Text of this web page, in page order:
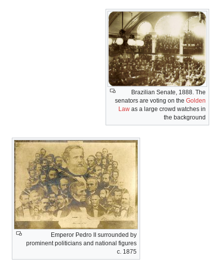
Brazilian Senate, 1888. The
senators are voting on the Golden
Law as a large crowd watches in
the background
Emperor Pedro II surrounded by
prominent politicians and national figures
c. 1875
والمحليات
القوات
المسلحة